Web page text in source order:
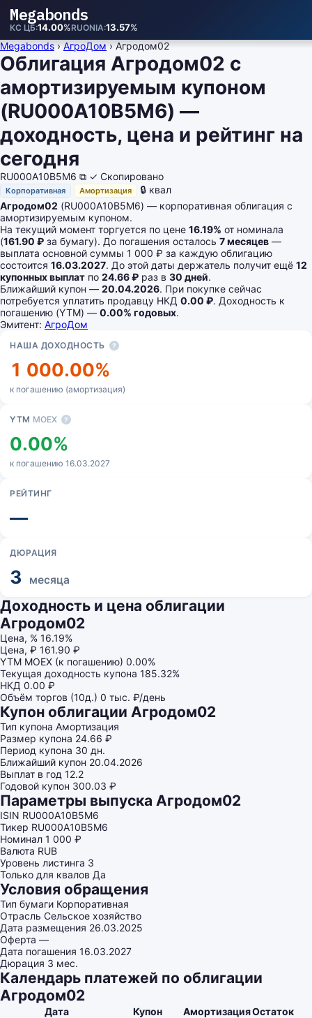
Megabonds
КС ЦБ 14.00%RUONIA 13.57%
Megabonds › АгроДом › Агродом02
Облигация Агродом02 с
амортизируемым купоном
(RU000A10B5M6) —
доходность, цена и рейтинг на
сегодня
RU000A10B5M6 ⧉ ✓ Скопировано
Корпоративная Амортизация
🔒 квал
Агродом02 (RU000A10B5M6) — корпоративная облигация с
амортизируемым купоном.
На текущий момент торгуется по цене 16.19% от номинала
(161.90 ₽ за бумагу). До погашения осталось 7 месяцев —
выплата основной суммы 1 000 ₽ за каждую облигацию
состоится 16.03.2027. До этой даты держатель получит ещё 12
купонных выплат по 24.66 ₽ раз в 30 дней.
Ближайший купон — 20.04.2026. При покупке сейчас
потребуется уплатить продавцу НКД 0.00 ₽. Доходность к
погашению (YTM) — 0.00% годовых.
Эмитент: АгроДом
Основные показатели
НАША ДОХОДНОСТЬ ?
1 000.00%
к погашению (амортизация)
YTM MOEX ?
0.00%
к погашению 16.03.2027
РЕЙТИНГ
—
ДЮРАЦИЯ
3 месяца
Доходность и цена облигации
Агродом02
Цена, % 16.19%
Цена, ₽ 161.90 ₽
YTM MOEX (к погашению) 0.00%
Текущая доходность купона 185.32%
НКД 0.00 ₽
Объём торгов (10д.) 0 тыс. ₽/день
Купон облигации Агродом02
Тип купона Амортизация
Размер купона 24.66 ₽
Период купона 30 дн.
Ближайший купон 20.04.2026
Выплат в год 12.2
Годовой купон 300.03 ₽
Параметры выпуска Агродом02
ISIN RU000A10B5M6
Тикер RU000A10B5M6
Номинал 1 000 ₽
Валюта RUB
Уровень листинга 3
Только для квалов Да
Условия обращения
Тип бумаги Корпоративная
Отрасль Сельское хозяйство
Дата размещения 26.03.2025
Оферта —
Дата погашения 16.03.2027
Дюрация 3 мес.
Календарь платежей по облигации
Агродом02
Дата Купон АмортизацияОстаток